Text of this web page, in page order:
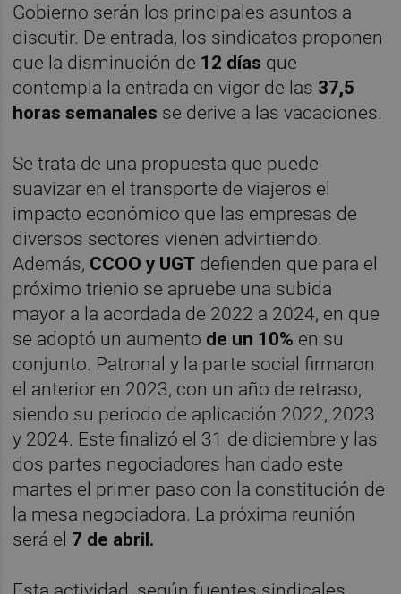
Gobierno serán los principales asuntos a
discutir. De entrada, los sindicatos proponen
que la disminución de 12 días que
contempla la entrada en vigor de las 37,5
horas semanales se derive a las vacaciones.
Se trata de una propuesta que puede
suavizar en el transporte de viajeros el
impacto económico que las empresas de
diversos sectores vienen advirtiendo.
Además, CCOO y UGT defienden que para el
próximo trienio se apruebe una subida
mayor a la acordada de 2022 a 2024, en que
se adoptó un aumento de un 10% en su
conjunto. Patronal y la parte social firmaron
el anterior en 2023, con un año de retraso,
siendo su periodo de aplicación 2022, 2023
y 2024. Este finalizó el 31 de diciembre y las
dos partes negociadores han dado este
martes el primer paso con la constitución de
la mesa negociadora. La próxima reunión
será el 7 de abril.